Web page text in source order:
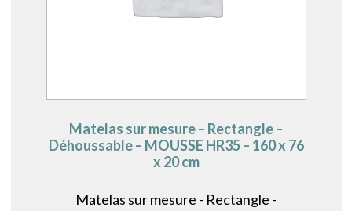
Matelas sur mesure – Rectangle –
Déhoussable – MOUSSE HR35 – 160 x 76
x 20 cm
Matelas sur mesure - Rectangle -